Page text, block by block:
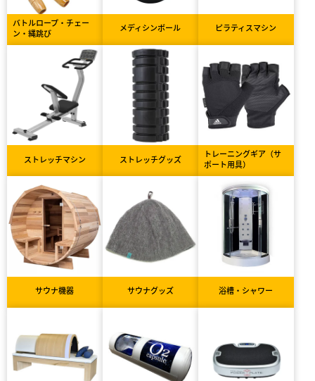
バトルロープ・チェー
ン・縄跳び
メディシンボール ピラティスマシン
ストレッチマシン ストレッチグッズ
トレーニングギア（サ
ポート用具）
サウナ機器 サウナグッズ 浴槽・シャワー